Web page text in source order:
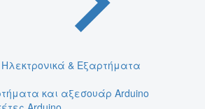
& Εξαρτήματα
και αξεσουάρ Arduino